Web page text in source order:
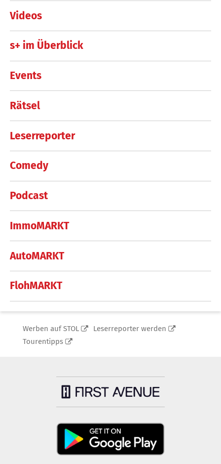
Videos
s+ im Überblick
Events
Rätsel
Leserreporter
Comedy
Podcast
ImmoMARKT
AutoMARKT
FlohMARKT
Werben auf STOL
Leserreporter werden
Tourentipps